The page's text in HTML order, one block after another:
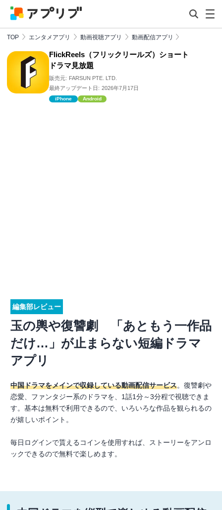
TOP エンタメアプリ 動画視聴アプリ 動画配信アプリ
FlickReels（フリックリールズ）ショート
ドラマ見放題
販売元: FARSUN PTE. LTD.
最終アップデート日: 2026年7月17日
iPhone Android
編集部レビュー
玉の輿や復讐劇 「あともう一作品
だけ…」が止まらない短編ドラマ
アプリ
中国ドラマをメインで収録している動画配信サービス。復讐劇や
恋愛、ファンタジー系のドラマを、1話1分～3分程で視聴できま
す。基本は無料で利用できるので、いろいろな作品を観られるの
が嬉しいポイント。
毎日ログインで貰えるコインを使用すれば、ストーリーをアンロ
ックできるので無料で楽しめます。